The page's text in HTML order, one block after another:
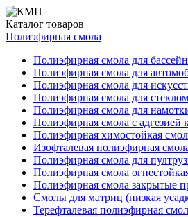
Каталог товаров
Полиэфирная смола
Полиэфирная смола для
Полиэфирная смола для
Полиэфирная смола для
Полиэфирная смола для
Полиэфирная смола для
Полиэфирная смола с
Полиэфирная химостойкая
Изофталевая полиэфирная
Полиэфирная смола для
Полиэфирная смола
Полиэфирная смола закрытые
Смолы для матриц (низкая
Терефталевая полиэфирная